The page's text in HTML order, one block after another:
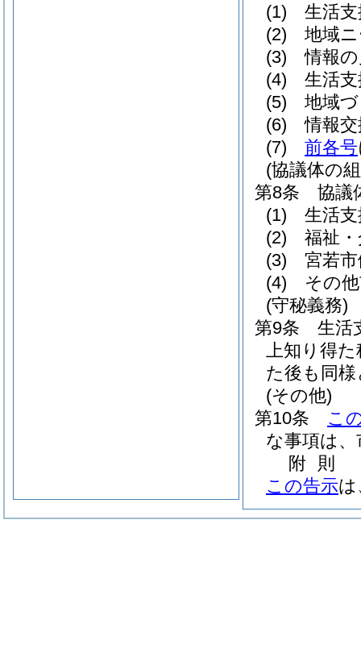
(1)
生活
(2)
地域
(3)
情報
(4)
生活
(5)
地域
(6)
情報
(7)
前各号
(協議体の
第8条
協議
(1)
生活
(2)
福祉
(3)
宮若
(4)
その
(守秘義務)
第9条
生活
上知り得
た後も同
(その他)
第10条
こ
な事項は
附 則
この告示は